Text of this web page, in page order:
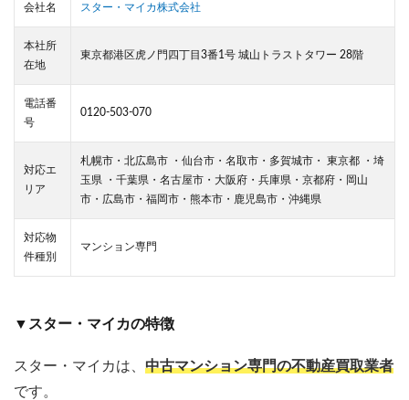
会社名 スター・マイカ株式会社
本社所
在地
東京都港区虎ノ門四丁目3番1号 城山トラストタワー 28階
電話番
号
0120-503-070
対応エ
リア
札幌市・北広島市 ・仙台市・名取市・多賀城市・ 東京都 ・埼
玉県 ・千葉県・名古屋市・大阪府・兵庫県・京都府・岡山
市・広島市・福岡市・熊本市・鹿児島市・沖縄県
対応物
件種別
マンション専門
▼スター・マイカの特徴
スター・マイカは、 中古マンション専門の不動産買取業者
です。